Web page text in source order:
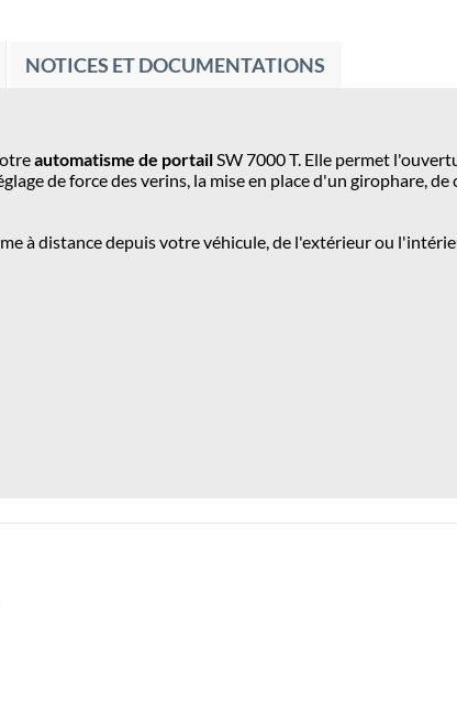
NOTICES ET DOCUMENTATIONS
automatisme de portailSW 7000 T. Elle permet
de force des verins, la mise en place d'un girophare,
à distance depuis votre véhicule, de l'extérieur ou